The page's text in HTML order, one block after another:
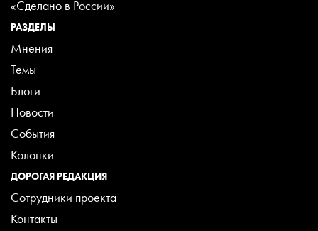
«Сделано в России»
РАЗДЕЛЫ
Мнения
Темы
Блоги
Новости
События
Колонки
ДОРОГАЯ РЕДАКЦИЯ
Сотрудники проекта
Контакты